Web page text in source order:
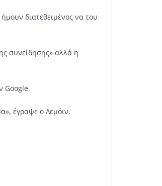
διατεθειμένος να του
συνείδησης» αλλά η
Google.
έγραψε ο Λεμόιν.